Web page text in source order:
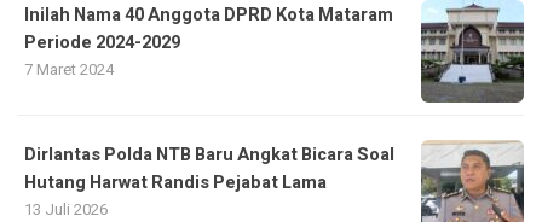
Inilah Nama 40 Anggota DPRD Kota Mataram
Periode 2024-2029
7 Maret 2024
Dirlantas Polda NTB Baru Angkat Bicara Soal
Hutang Harwat Randis Pejabat Lama
13 Juli 2026